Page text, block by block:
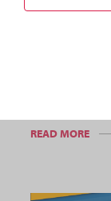
READ MORE